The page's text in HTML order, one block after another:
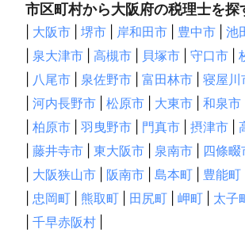
市区町村から大阪府の税理士を探
大阪市 堺市 岸和田市 豊中市 池
泉大津市 高槻市 貝塚市 守口市
八尾市 泉佐野市 富田林市
寝屋川
河内長野市 松原市 大東市 和泉市
柏原市 羽曳野市 門真市 摂津市
藤井寺市 東大阪市 泉南市 四條畷
大阪狭山市 阪南市 島本町 豊能町
忠岡町 熊取町 田尻町 岬町 太子
千早赤阪村